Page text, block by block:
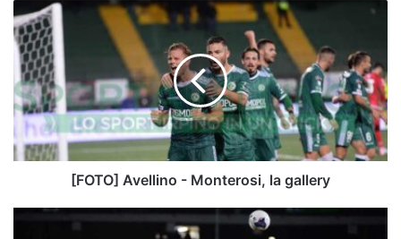
[FOTO]
Avellino
-
Monterosi,
la
gallery
[FOTO] Avellino - Monterosi, la gallery